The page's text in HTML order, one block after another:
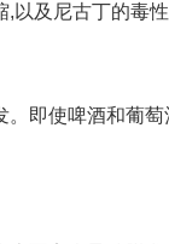
及尼古丁的毒性
使啤酒和葡萄